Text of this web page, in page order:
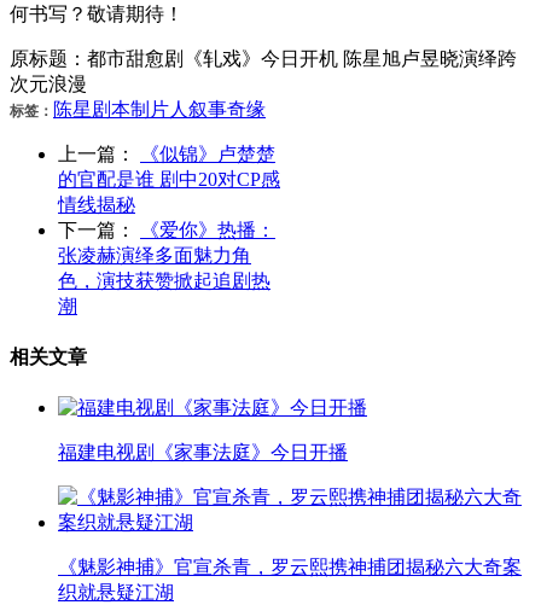
何书写？敬请期待！
原标题：都市甜愈剧《轧戏》今日开机 陈星旭卢昱晓演绎跨
次元浪漫
标签： 陈星剧本制片人 叙事奇缘
上一篇：
《似锦》卢楚楚
的官配是谁 剧中20对CP感
情线揭秘
下一篇：
《爱你》热播：
张凌赫演绎多面魅力角
色，演技获赞掀起追剧热
潮
相关文章
福建电视剧《家事法庭》今日开播
《魅影神捕》官宣杀青，罗云熙携神捕团揭秘六大奇案
织就悬疑江湖